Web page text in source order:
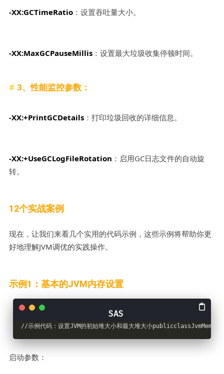
-XX:GCTimeRatio：设置吞吐量大小。
-XX:MaxGCPauseMillis：设置最大垃圾收集停顿时间。
3、性能监控参数：
-XX:+PrintGCDetails：打印垃圾回收的详细信息。
-XX:+UseGCLogFileRotation ：启用GC日志文件的自动旋
转。
12个实战案例
现在，让我们来看几个实用的代码示例，这些示例将帮助你更
好地理解JVM调优的实践操作。
示例1：基本的JVM内存设置
//示例代码：设置JVM的初始堆大小和最大堆大小
启动参数：